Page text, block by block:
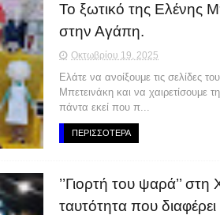
Το ξωτικό της Ελένης
στην Αγάπη.
Οκτωβρίου 19, 2025
Ελάτε να ανοίξουμε τις σελίδες
Μπετεινάκη και να
πάντα εκεί που π...
ΠΕΡΙΣΣΟΤΕΡΑ
’’Γιορτή του ψαρά’’
ταυτότητα που